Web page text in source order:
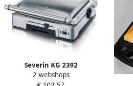
Severin KG 2392
Contactgrill
2 webshops